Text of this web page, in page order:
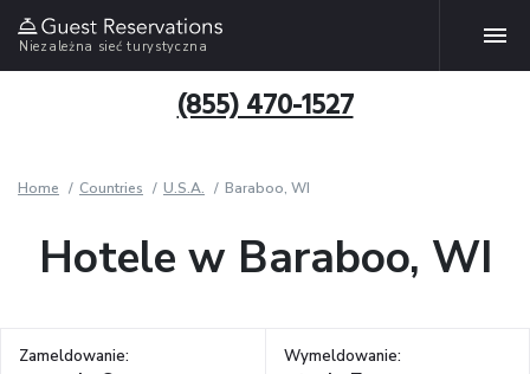
Niezależna sieć turystyczna
(855) 470-1527
Home Countries U.S.A. Baraboo, WI
Hotele w Baraboo, WI
Zameldowanie: Wymeldowanie: